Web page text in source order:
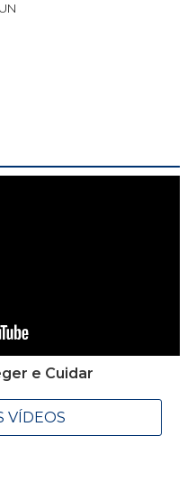
e Cuidar
VÍDEOS